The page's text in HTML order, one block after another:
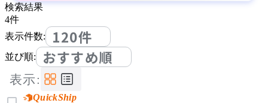
検索結果
4件
表示件数:
120件
並び順: おすすめ順
表示:
QuickShip